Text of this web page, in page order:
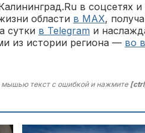
в соцсетях
области в MAX,
сутки в Telegram и
из истории региона — во
текст с ошибкой и нажмите